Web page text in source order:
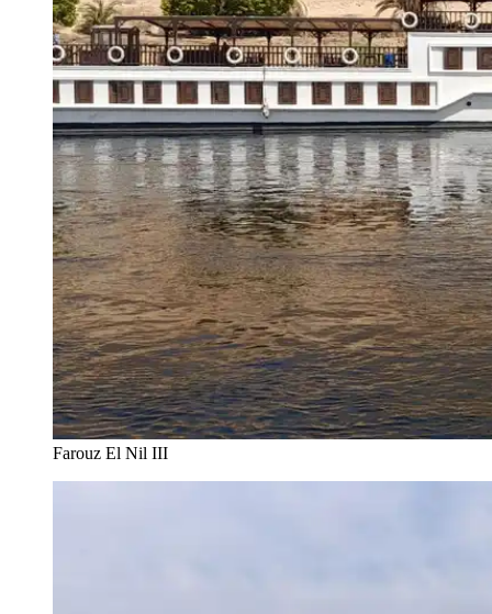
Farouz El Nil III